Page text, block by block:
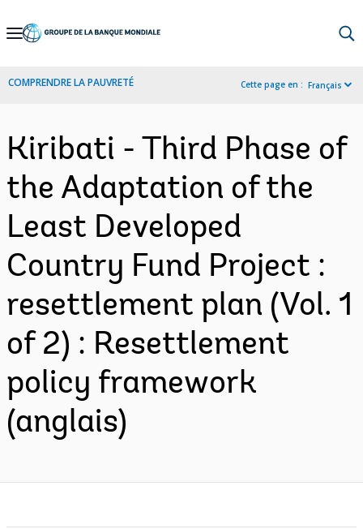
Skip
Navigation
COMPRENDRE LA PAUVRETÉ Cette page en : Français
Kiribati - Third Phase of
the Adaptation of the
Least Developed
Country Fund Project :
resettlement plan (Vol. 1
of 2) : Resettlement
policy framework
(anglais)